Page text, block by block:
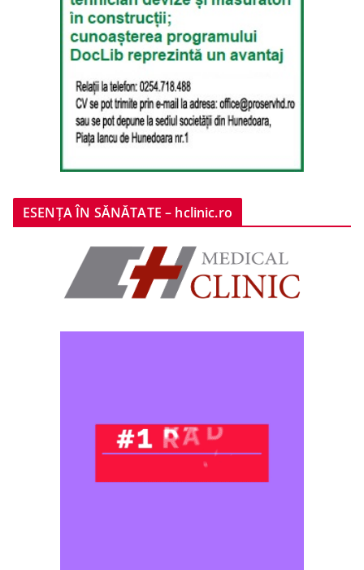
ESENȚA ÎN SĂNĂTATE – hclinic.ro